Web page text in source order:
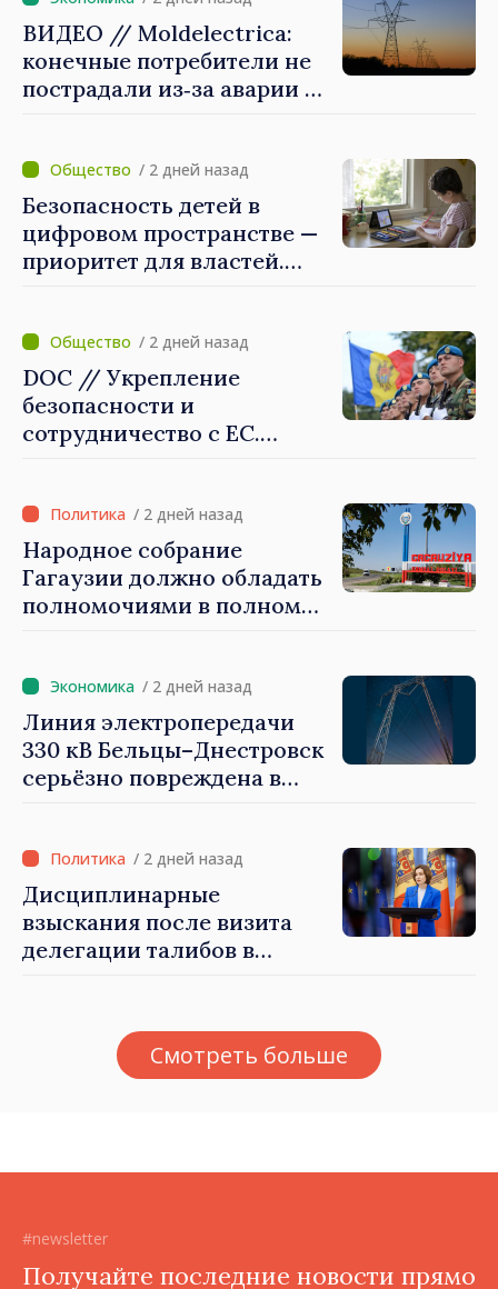
важную роль в
продвижении и поддержке
этого пути»
ВИДЕО // Moldelectrica:
конечные потребители не
пострадали из‑за аварии на
выполнены в
приоритетном режиме
/ 2 дней назад
Безопасность детей в
цифровом пространстве —
приоритет для властей.
которые будут их
защищать»
/ 2 дней назад
DOC // Укрепление
безопасности и
сотрудничество с ЕС.
обороны на 2024–2034 годы
опубликована в Monitorul
Oficial
/ 2 дней назад
Народное собрание
Гагаузии должно обладать
полномочиями в полном
быть свободными и
честными»
/ 2 дней назад
Линия электропередачи
330 кВ Бельцы–Днестровск
серьёзно повреждена в
/ 2 дней назад
Дисциплинарные
взыскания после визита
делегации талибов в
занимающие высокие
должности, не знают
Смотреть больше
#newsletter
Получайте последние новости прямо